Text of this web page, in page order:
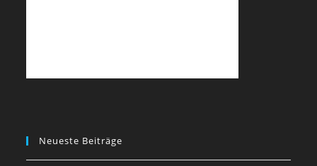
Neueste Beiträge